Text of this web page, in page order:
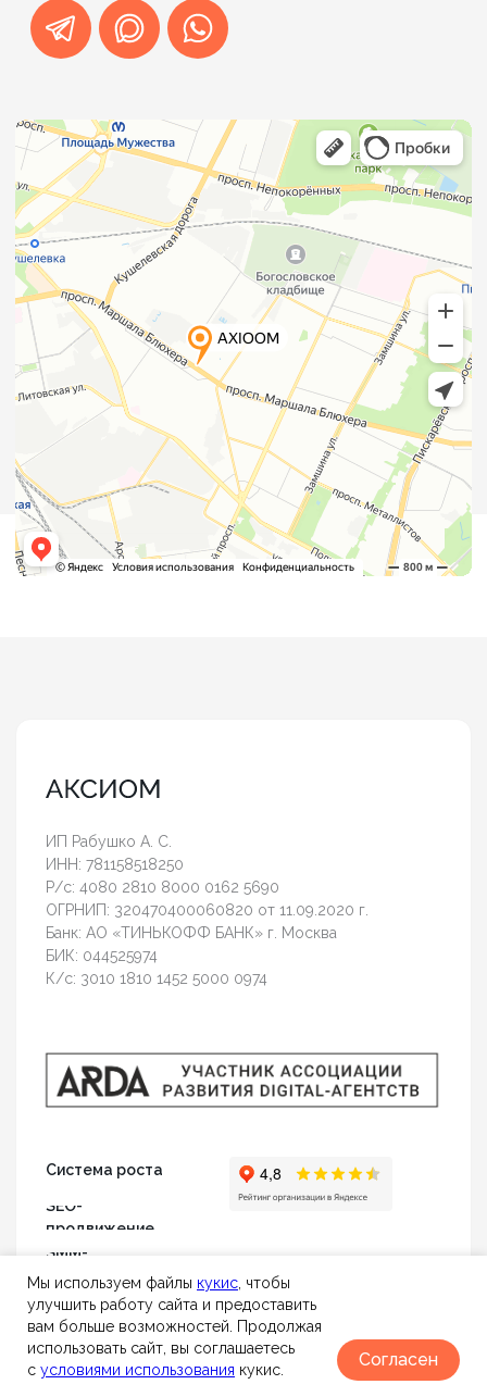
Мы используем файлы кукис , чтобы
улучшить работу сайта и предоставить
вам больше возможностей. Продолжая
использовать сайт, вы соглашаетесь
с условиями использования кукис. Согласен